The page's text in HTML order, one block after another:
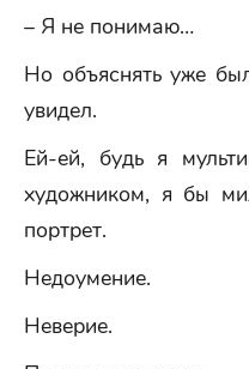
– Я не понимаю…
Но объяснять уже
увидел.
Ей-ей, будь я
художником, я бы
портрет.
Недоумение.
Неверие.